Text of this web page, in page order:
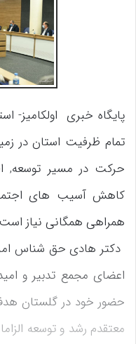
پایگاه خبری اولکامیز-
تمام ظرفیت استان در
حرکت در مسیر توسعه,
کاهش آسیب های
همراهی همگانی نیاز
اعضای مجمع تدبیر و
حضور خود در گلستان هدف
معتقدم رشد و توسعه